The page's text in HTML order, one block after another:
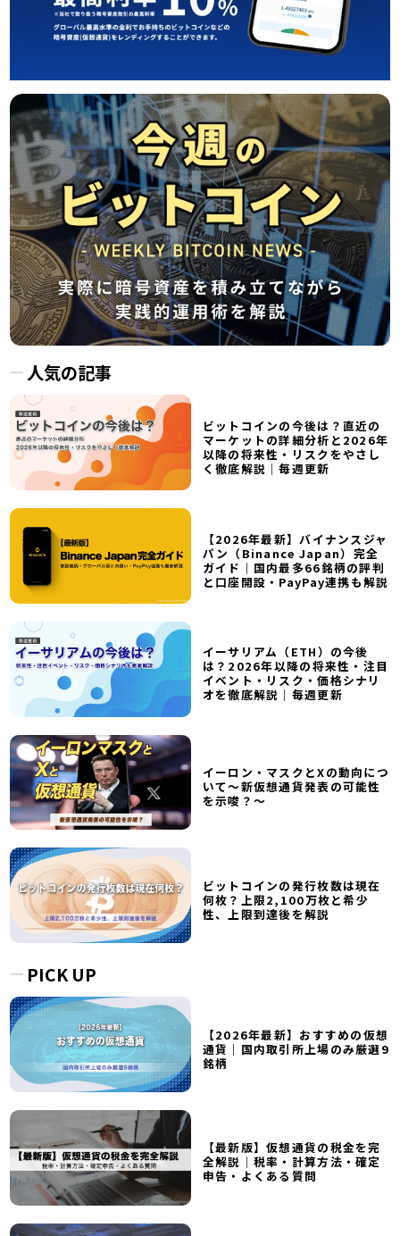
人気の記事
ビットコインの今後は？直近の
マーケットの詳細分析と2026年
以降の将来性・リスクをやさし
く徹底解説｜毎週更新
【2026年最新】バイナンスジャ
パン（Binance Japan）完全
ガイド｜国内最多66銘柄の評判
と口座開設・PayPay連携も解説
イーサリアム（ETH）の今後
は？2026年以降の将来性・注目
イベント・リスク・価格シナリ
オを徹底解説｜毎週更新
イーロン・マスクとXの動向につ
いて～新仮想通貨発表の可能性
を示唆？～
ビットコインの発行枚数は現在
何枚？上限2,100万枚と希少
性、上限到達後を解説
PICK UP
【2026年最新】おすすめの仮想
通貨｜国内取引所上場のみ厳選9
銘柄
【最新版】仮想通貨の税金を完
全解説｜税率・計算方法・確定
申告・よくある質問